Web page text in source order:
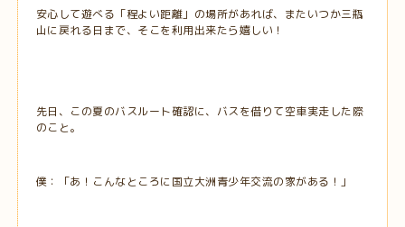
安心して遊べる「程よい距離」の場所があれば、またいつか三瓶
山に戻れる日まで、そこを利用出来たら嬉しい！
先日、この夏のバスルート確認に、バスを借りて空車実走した際
のこと。
僕：「あ！こんなところに国立大洲青少年交流の家がある！」